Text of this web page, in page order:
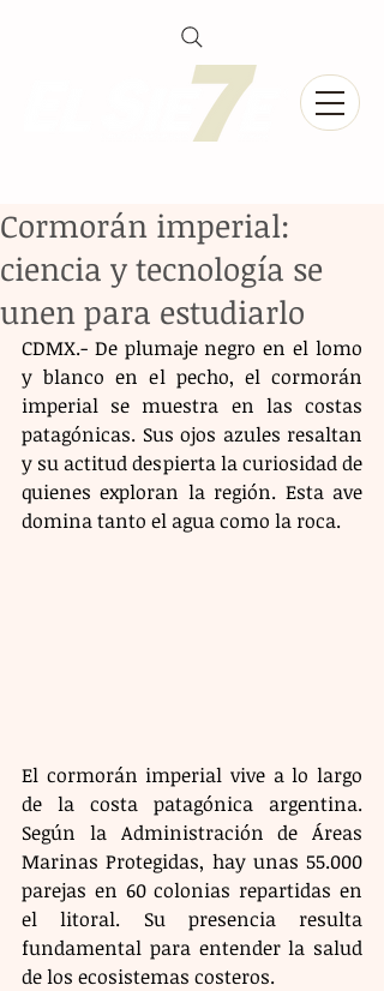
Cormorán imperial:
ciencia y tecnología se
unen para estudiarlo
CDMX.- De plumaje negro en el lomo
y blanco en el pecho, el cormorán
imperial se muestra en las costas
patagónicas. Sus ojos azules resaltan
y su actitud despierta la curiosidad de
quienes exploran la región. Esta ave
domina tanto el agua como la roca.
El cormorán imperial vive a lo largo
de la costa patagónica argentina.
Según la Administración de Áreas
Marinas Protegidas, hay unas 55.000
parejas en 60 colonias repartidas en
el litoral. Su presencia resulta
fundamental para entender la salud
de los ecosistemas costeros.